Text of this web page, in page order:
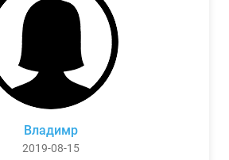
Владимр
2019-08-15